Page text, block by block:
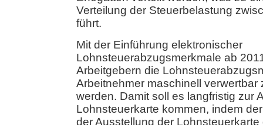
Verteilung der Steuerbelastung
führt.
Mit der Einführung elektronischer
Lohnsteuerabzugsmerkmale ab
Arbeitgebern die
Arbeitnehmer maschinell verwertbar
werden. Damit soll es langfristig zur
Lohnsteuerkarte kommen, indem
der Ausstellung der